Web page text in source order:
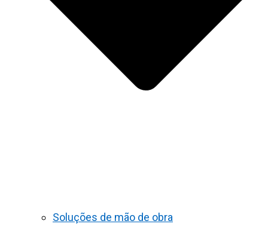
Soluções de mão de obra